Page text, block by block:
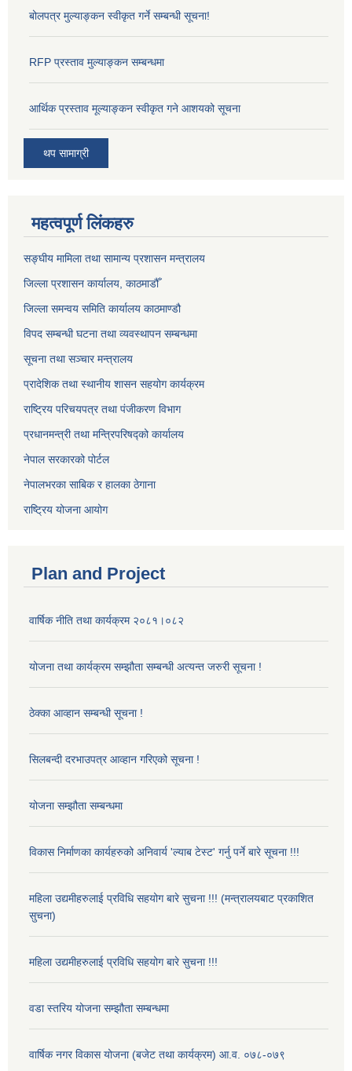
बोलपत्र मुल्याङ्कन स्वीकृत गर्ने सम्बन्धी सूचना!
RFP प्रस्ताव मुल्याङ्कन सम्बन्धमा
आर्थिक प्रस्ताव मूल्याङ्कन स्वीकृत गने आशयको सूचना
थप सामाग्री
महत्वपूर्ण लिंकहरु
सङ्‍घीय मामिला तथा सामान्य प्रशासन मन्त्रालय
जिल्ला प्रशासन कार्यालय, काठमाडौँ
जिल्ला समन्वय समिति कार्यालय काठमाण्ड‌ौ
विपद सम्बन्धी घटना तथा व्यवस्थापन सम्बन्धमा
सूचना तथा सञ्चार मन्त्रालय
प्रादेशिक तथा स्थानीय शासन सहयोग कार्यक्रम
राष्ट्रिय परिचयपत्र तथा पंजीकरण विभाग
प्रधानमन्त्री तथा मन्त्रिपरिषद्को कार्यालय
नेपाल सरकारको पोर्टल
नेपालभरका साबिक र हालका ठेगाना
राष्ट्रिय योजना आयोग
Plan and Project
वार्षिक नीति तथा कार्यक्रम २०८१।०८२
योजना तथा कार्यक्रम सम्झौता सम्बन्धी अत्यन्त जरुरी सूचना !
ठेक्का आव्हान सम्बन्धी सूचना !
सिलबन्दी दरभाउपत्र आव्हान गरिएको सूचना !
योजना सम्झौता सम्बन्धमा
विकास निर्माणका कार्यहरुको अनिवार्य 'ल्याब टेस्ट' गर्नु पर्ने बारे सूचना !!!
महिला उद्यमीहरुलाई प्रविधि सहयोग बारे सुचना !!! (मन्त्रालयबाट प्रकाशित
सुचना)
महिला उद्यमीहरुलाई प्रविधि सहयोग बारे सुचना !!!
वडा स्तरिय योजना सम्झौता सम्बन्धमा
वार्षिक नगर विकास योजना (बजेट तथा कार्यक्रम) आ.व. ०७८-०७९